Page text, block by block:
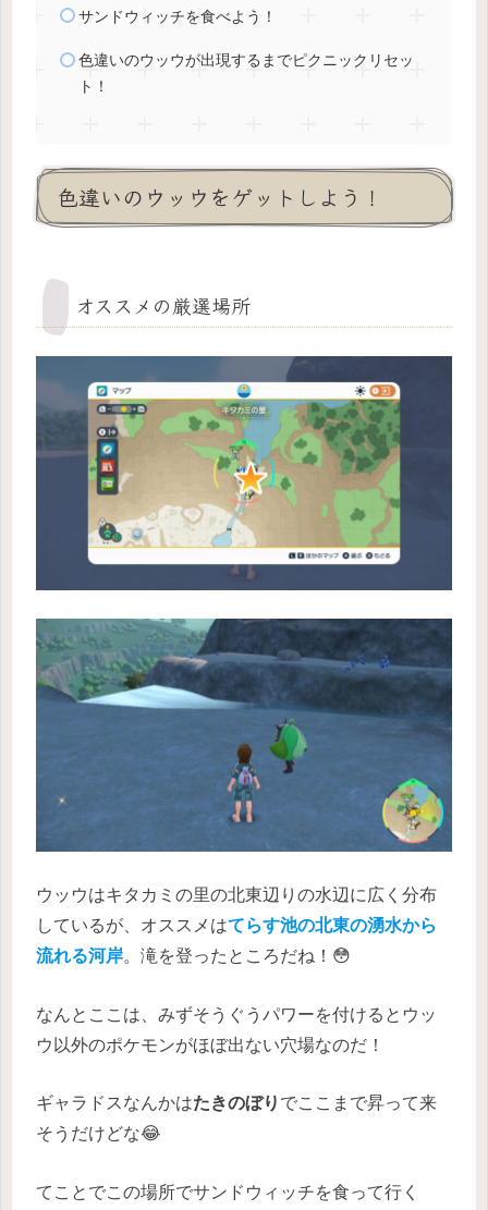
サンドウィッチを食べよう！
色違いのウッウが出現するまでピクニックリセッ
ト！
色違いのウッウをゲットしよう！
オススメの厳選場所
ウッウはキタカミの里の北東辺りの水辺に広く分布
しているが、オススメはてらす池の北東の湧水から
流れる河岸。滝を登ったところだね！😳
なんとここは、みずそうぐうパワーを付けるとウッ
ウ以外のポケモンがほぼ出ない穴場なのだ！
ギャラドスなんかはたきのぼり でここまで昇って来
そうだけどな😂
てことでこの場所でサンドウィッチを食って行く